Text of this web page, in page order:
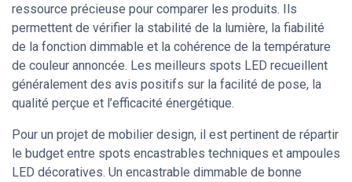
ressource précieuse pour comparer les produits. Ils
permettent de vérifier la stabilité de la lumière, la fiabilité
de la fonction dimmable et la cohérence de la température
de couleur annoncée. Les meilleurs spots LED recueillent
généralement des avis positifs sur la facilité de pose, la
qualité perçue et l’efficacité énergétique.
Pour un projet de mobilier design, il est pertinent de répartir
le budget entre spots encastrables techniques et ampoules
LED décoratives. Un encastrable dimmable de bonne